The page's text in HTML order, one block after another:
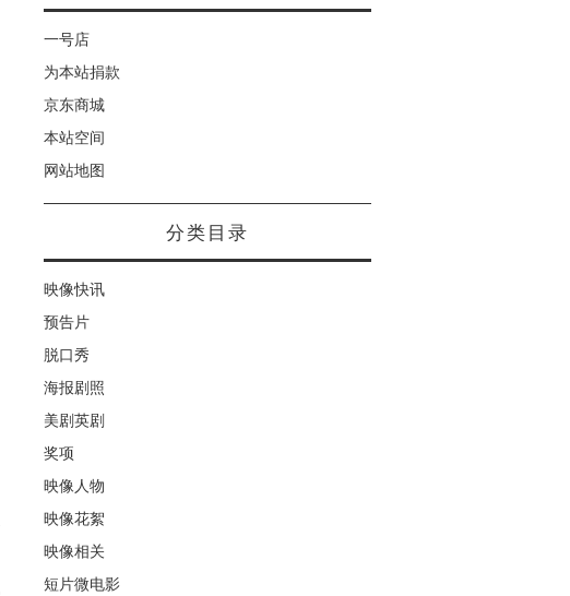
一号店
为本站捐款
京东商城
本站空间
网站地图
分类目录
映像快讯
预告片
脱口秀
海报剧照
美剧英剧
奖项
映像人物
映像花絮
映像相关
短片微电影